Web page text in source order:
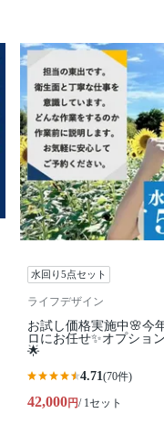
水回り5点セット
ライフデザイン
お試し価格実施中🌸今
ロにお任せ✨オプショ
🌟
4.71(70件)
42,000円/ 1セット